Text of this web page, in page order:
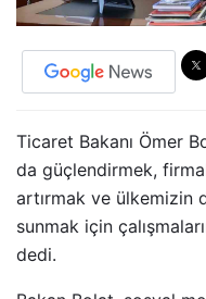
Ticaret Bakanı Ömer
da güçlendirmek,
artırmak ve ülkemizin
sunmak için
dedi.